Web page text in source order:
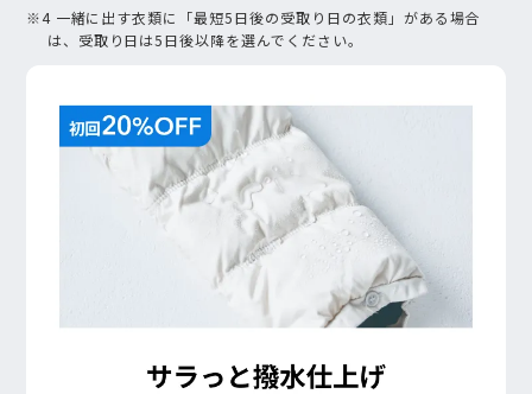
※4 一緒に出す衣類に「最短5日後の受取り日の衣類」がある場合
は、受取り日は5日後以降を選んでください。